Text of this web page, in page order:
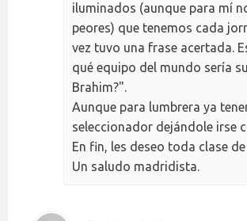
iluminados (aunque para mí
peores) que tenemos cada
vez tuvo una frase acertada.
qué equipo del mundo sería
Brahim?".
Aunque para lumbrera ya
seleccionador dejándole irse
En fin, les deseo toda clase
Un saludo madridista.